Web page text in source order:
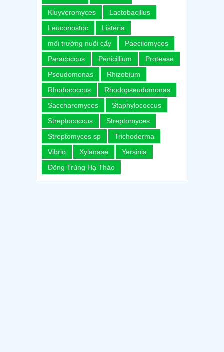
Kluyveromyces
Lactobacillus
Leuconostoc
Listeria
môi trường nuôi cấy
Paecilomyces
Paracoccus
Penicillium
Protease
Pseudomonas
Rhizobium
Rhodococcus
Rhodopseudomonas
Saccharomyces
Staphylococcus
Streptococcus
Streptomyces
Streptomyces sp
Trichoderma
Vibrio
Xylanase
Yersinia
Đông Trùng Hạ Thảo